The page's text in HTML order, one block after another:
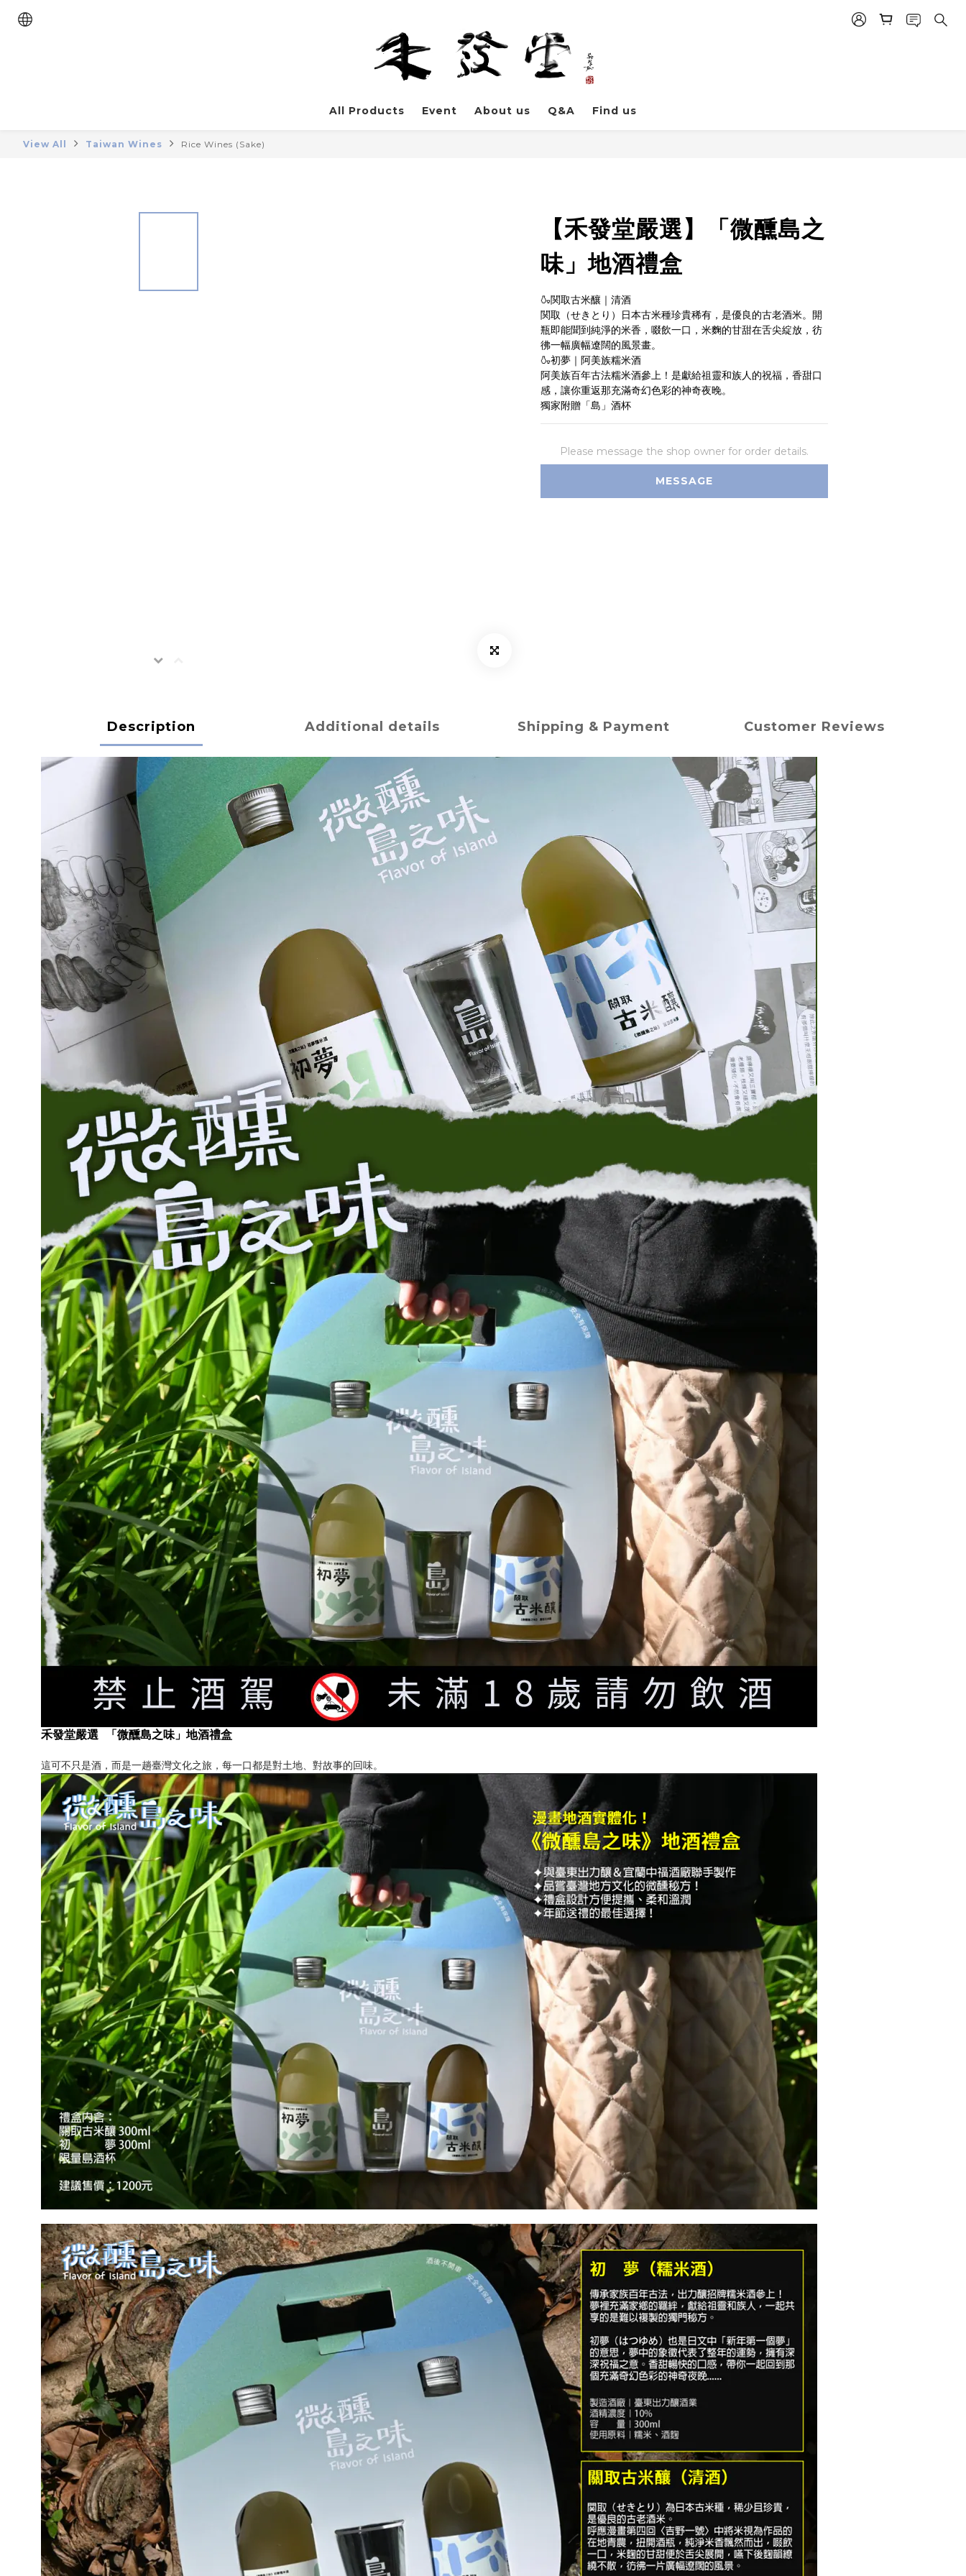
All Products Event About us Q&A Find us
View All Taiwan Wines Rice Wines (Sake)
【禾發堂嚴選】「微醺島之
味」地酒禮盒
🍶関取古米釀｜清酒
関取（せきとり）日本古米種珍貴稀有，是優良的古老酒米。開
瓶即能聞到純淨的米香，啜飲一口，米麴的甘甜在舌尖綻放，彷
彿一幅廣幅遼闊的風景畫。
🍶初夢｜阿美族糯米酒
阿美族百年古法糯米酒參上！是獻給祖靈和族人的祝福，香甜口
感，讓你重返那充滿奇幻色彩的神奇夜晚。
獨家附贈「島」酒杯
Please message the shop owner for order details.
MESSAGE
Description Additional details Shipping & Payment Customer Reviews
禾發堂嚴選 「微醺島之味」地酒禮盒
這可不只是酒，而是一趟臺灣文化之旅，每一口都是對土地、對故事的回味。